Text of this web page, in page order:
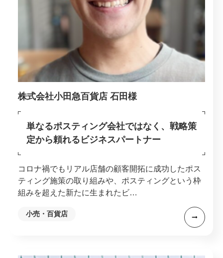
株式会社小田急百貨店 石田様
単なるポスティング会社ではなく、 戦略策
定から頼れるビジネスパートナー
コロナ禍でもリアル店舗の顧客開拓に成功したポス
ティング施策の取り組みや、ポスティングという枠
組みを超えた新たに生まれたビ…
小売・百貨店